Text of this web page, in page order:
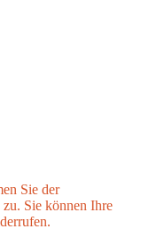
Sie der
Sie können Ihre